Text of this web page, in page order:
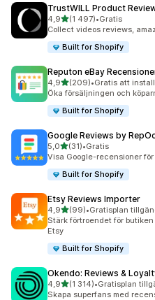
TrustWILL Product
4,9av 5 stjärnor
(1 497)
1497 recensioner totalt
•Gratis
Collect videos reviews,
Built for Shopify
Reputon eBay
4,9av 5 stjärnor
(209)
209 recensioner totalt
•Gratis att
Öka försäljningen och
Built for Shopify
Google Reviews by
5,0av 5 stjärnor
(31)
31 recensioner totalt
•Gratis
Visa Google-recensioner
Built for Shopify
Etsy Reviews Importer
4,9av 5 stjärnor
(99)
99 recensioner totalt
•Gratisplan
Stärk förtroendet för
Etsy
Built for Shopify
Okendo: Reviews &
4,9av 5 stjärnor
(1 314)
1314 recensioner totalt
•Gratisplan
Skapa superfans med